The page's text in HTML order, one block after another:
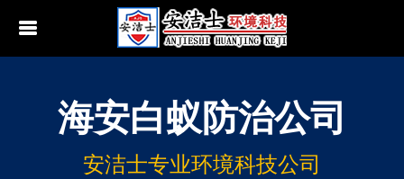
南京白蚁防治海安白蚁防治公司
安洁士专业环境科技公司